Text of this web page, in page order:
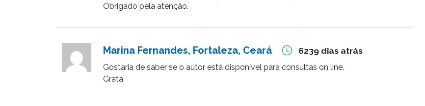
Obrigado pela atenção.
Marina Fernandes, Fortaleza, Ceará 6239 dias atrás
Gostaria de saber se o autor está disponível para consultas on line.
Grata.